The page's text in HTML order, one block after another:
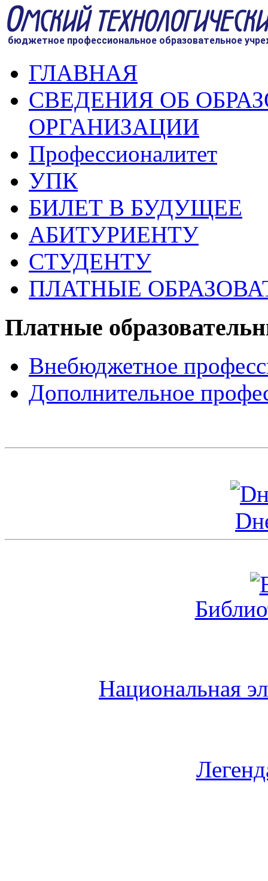
ГЛАВНАЯ
СВЕДЕНИЯ ОБ
ОРГАНИЗАЦИИ
Профессионалитет
УПК
БИЛЕТ В БУДУЩЕЕ
АБИТУРИЕНТУ
СТУДЕНТУ
ПЛАТНЫЕ
Платные
Внебюджетное
Дополнительное
Национальная